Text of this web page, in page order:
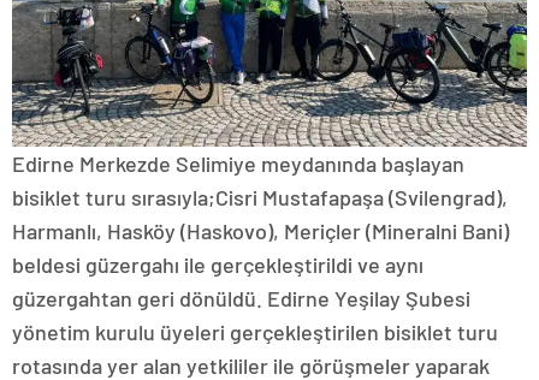
Edirne Merkezde Selimiye meydanında başlayan
bisiklet turu sırasıyla;Cisri Mustafapaşa (Svilengrad),
Harmanlı, Hasköy (Haskovo), Meriçler (Mineralni Bani)
beldesi güzergahı ile gerçekleştirildi ve aynı
güzergahtan geri dönüldü. Edirne Yeşilay Şubesi
yönetim kurulu üyeleri gerçekleştirilen bisiklet turu
rotasında yer alan yetkililer ile görüşmeler yaparak